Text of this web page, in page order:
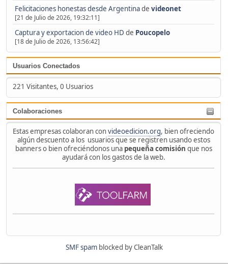
Felicitaciones honestas desde Argentinade videonet
[21 de Julio de 2026, 19:32:11]
Captura y exportacion de video HD de Poucopelo
[18 de Julio de 2026, 13:56:42]
Usuarios Conectados
221 Visitantes, 0 Usuarios
Colaboraciones
Estas empresas colaboran convideoedicion.org, bien ofreciendo
algún descuento a los usuarios que se registren usando estos
banners o bien ofreciéndonos una pequeña comisión que nos
ayudará con los gastos de la web.
SMF spamblocked by CleanTalk